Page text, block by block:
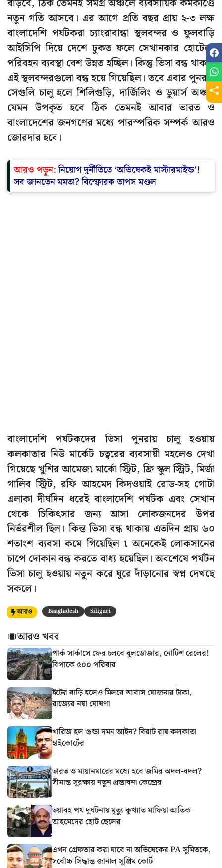
বাড়বে, ঠিক তেমনই সমগ্র অঞ্চলে ব্যবসায়িক কর্মকাণ্ডে
নতুন গতি আসবে। এর আগে প্রতি বছর প্রায় ২-৩ লক্ষ
বাংলাদেশি পর্যটকরা চ্যাংরাবান্ধা স্থলবন্দর ও ফুলবাড়ি
আইসিপি দিয়ে দেশে ঢুকত ফলে সেখানকার হোটেল,
পরিবহন ব্যবস্থা বেশ উন্নত হচ্ছিল। কিন্তু ভিসা বন্ধ থাকায়
এই স্থলবন্দরগুলো বন্ধ হয়ে গিয়েছিল। তবে এবার পুনরায়
সেগুলি চালু হলে শিলিগুড়ি, দার্জিলিং ও ডুয়ার্স অঞ্চল
যেমন উপকৃত হবে ঠিক তেমনই আবার ভারত ও
বাংলাদেশের জনগণের মধ্যে পারস্পরিক সম্পর্ক আরও
জোরদার হবে।
আরও পড়ুন:নিয়োগ দুর্নীতিতে ‘অভিষেকই মাস্টারমাইন্ড’!
সব জানতেন মমতা? বিস্ফোরক তাপস মণ্ডল
বাংলাদেশি পর্যটকদের ভিসা পুনরায় চালু হওয়ায়
কলকাতার নিউ মার্কেট চত্বরের ব্যবসায়ী মহলেও দেখা
গিয়েছে খুশির আমেজ৷ মার্কো স্ট্রিট, ফ্রি স্কুল স্ট্রিট, মির্জা
গালিব স্ট্রিট, রফি আহমেদ কিদওয়াই রোড-সহ গোটা
এলাকা দীর্ঘদিন ধরেই বাংলাদেশি পর্যটক এবং সেখান
থেকে চিকিৎসার জন্য আসা লোকজনদের উপর
নির্ভরশীল ছিল। কিন্ত ভিসা বন্ধ থাকায় এতদিন প্রায় ৬০
শতাংশ ব্যবসা কমে গিয়েছিল ৷ অনেকেই লোকসানের
চাপে দোকান বন্ধ করতে বাধ্য হয়েছিল। অবশেষে পর্যটন
ভিসা চালু হওয়ায় নতুন করে ঘুরে দাঁড়ানোর স্বপ্ন দেখছে
সকলে।
আরও Bangladesh Siliguri
আরও খবর
পার্ক সার্কাসে ফের চলবে বুলডোজার, নোটিশ রেলের!
বিপাকে ৫০০ পরিবার
ইটের বাড়ি হলেও মিলবে আবাস যোজনার টাকা,
রাজ্যের নয়া ঘোষণা
খারিজ হল গুন্ডা দমন আইন? বিরাট রায় কলকাতা
হাইকোর্টের
ভারত ও মায়ানমারের মধ্যে হবে জমির অদল-বদল?
সীমান্ত সুরক্ষায় নতুন প্রস্তাবনা কেন্দ্রের
ভয়াবহ পথ দুর্ঘটনায় মৃত্যু কুখ্যাত মাফিয়া আতিক
আহমেদের ছোট ছেলের
এখন গ্রেফতার করা যাবে না অভিষেকের PA সুমিতকে,
সর্বোচ্চ সিদ্ধান্ত জানাল সুপ্রিম কোর্ট